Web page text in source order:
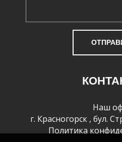
Наш
г. Красногорск, бул.
Политика